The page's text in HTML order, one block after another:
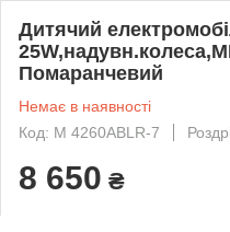
Дитячий
Помаранчевий
Немає в наявності
Код: M 4260ABLR-7
8 650 ₴